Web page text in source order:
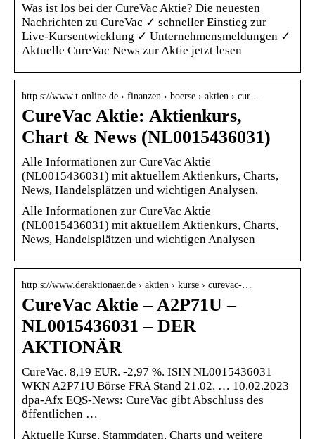
Was ist los bei der CureVac Aktie? Die neuesten
Nachrichten zu CureVac ✓ schneller Einstieg zur
Live-Kursentwicklung ✓ Unternehmensmeldungen ✓
Aktuelle CureVac News zur Aktie jetzt lesen
http s://www.t-online.de › finanzen › boerse › aktien › cur…
CureVac Aktie: Aktienkurs,
Chart & News (NL0015436031)
Alle Informationen zur CureVac Aktie
(NL0015436031) mit aktuellem Aktienkurs, Charts,
News, Handelsplätzen und wichtigen Analysen.
Alle Informationen zur CureVac Aktie
(NL0015436031) mit aktuellem Aktienkurs, Charts,
News, Handelsplätzen und wichtigen Analysen
http s://www.deraktionaer.de › aktien › kurse › curevac-…
CureVac Aktie – A2P71U –
NL0015436031 – DER
AKTIONÄR
CureVac. 8,19 EUR. -2,97 %. ISIN NL0015436031
WKN A2P71U Börse FRA Stand 21.02. … 10.02.2023
dpa-Afx EQS-News: CureVac gibt Abschluss des
öffentlichen …
Aktuelle Kurse, Stammdaten, Charts und weitere